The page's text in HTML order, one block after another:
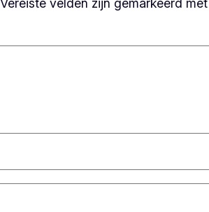
Vereiste velden zijn gemarkeerd met